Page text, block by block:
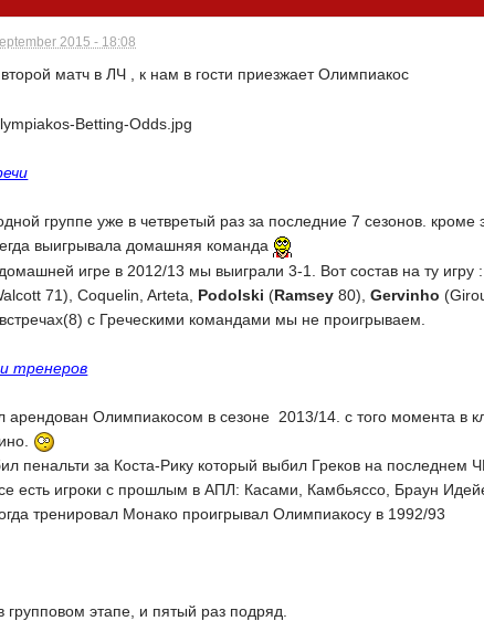
2015 - 18:08
матч в ЛЧ , к нам в гости приезжает Олимпиакос
группе уже в четвретый раз за последние 7 сезонов.
выигрывала домашняя команда
игре в 2012/13 мы выиграли 3-1. Вот состав на ту
71), Coquelin, Arteta, Podolski (Ramsey 80),Gervinho
с Греческими командами мы не проигрываем.
тренеров
Олимпиакосом в сезоне 2013/14. с того момента в
пенальти за Коста-Рику который выбил Греков на последнем
есть игроки с прошлым в АПЛ: Касами, Камбьяссо, Браун
тренировал Монако проигрывал Олимпиакосу в 1992/93
групповом этапе, и пятый раз подряд.